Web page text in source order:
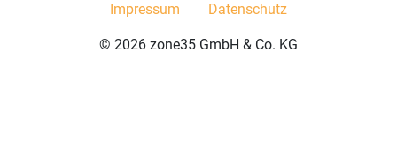
© 2026 zone35 GmbH & Co. KG
Impressum Datenschutz